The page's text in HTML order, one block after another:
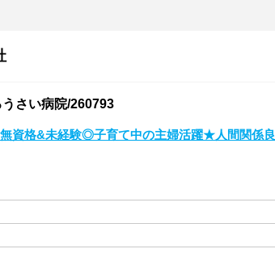
さい病院/260793
無資格&未経験◎子育て中の主婦活躍★人間関係良